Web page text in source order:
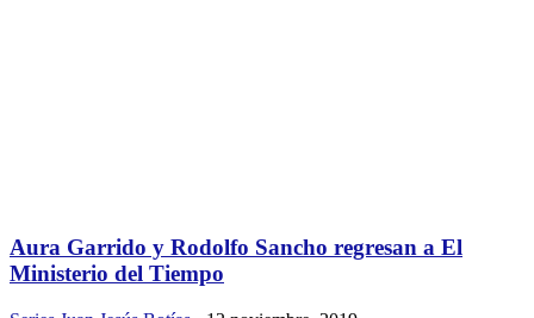
Aura Garrido y Rodolfo Sancho regresan a El
Ministerio del Tiempo